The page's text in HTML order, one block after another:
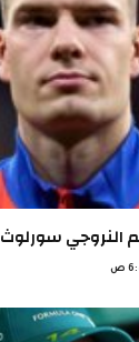
النروجي سورلوث